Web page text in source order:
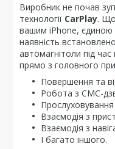
Виробник не почав
технології CarPlay. Що
вашим iPhone, єдиною
наявність
автомагнітоли під
прямо з головного
Повершення та
Робота з СМС-
Взаємодія з
Взаємодія з
І багато іншого.